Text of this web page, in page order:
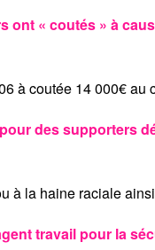
« coutés » à
à coutée 14 000€ au
des supporters
à la haine raciale
travail pour la